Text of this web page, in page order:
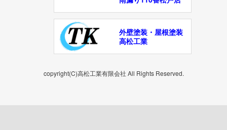
外壁塗装・屋根塗装
高松工業
copyright(C)高松工業有限会社 All Rights Reserved.